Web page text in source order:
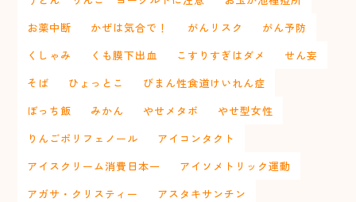
お薬中断
かぜは気合で！ がんリスク
がん予防
くしゃみ
くも膜下出血 こすりすぎはダメ
せん妄
そば
ひょっとこ
びまん性食道けいれん症
ぼっち飯
みかん やせメタボ
やせ型女性
りんごポリフェノール
アイコンタクト
アイスクリーム消費日本一
アイソメトリック運動
アガサ・クリスティー
アスタキサンチン